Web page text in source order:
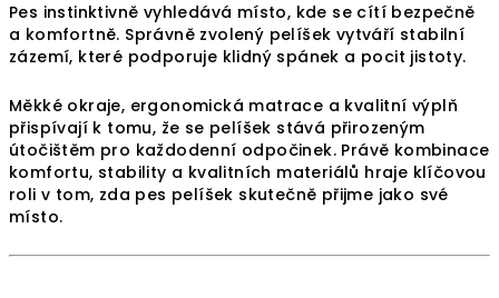
Pes instinktivně vyhledává místo, kde se cítí bezpečně
a komfortně. Správně zvolený pelíšek vytváří stabilní
zázemí, které podporuje klidný spánek a pocit jistoty.
Měkké okraje, ergonomická matrace a kvalitní výplň
přispívají k tomu, že se pelíšek stává přirozeným
útočištěm pro každodenní odpočinek. Právě kombinace
komfortu, stability a kvalitních materiálů hraje klíčovou
roli v tom, zda pes pelíšek skutečně přijme jako své
místo.